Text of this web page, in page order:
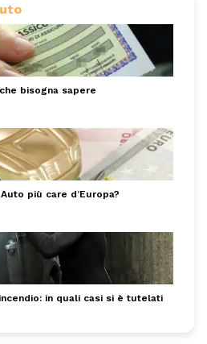
bisogna sapere
più care d’Europa?
in quali casi si è tutelati